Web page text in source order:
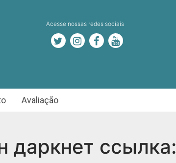
Acesse nossas redes sociais
Avaliação
даркнет ссылка: